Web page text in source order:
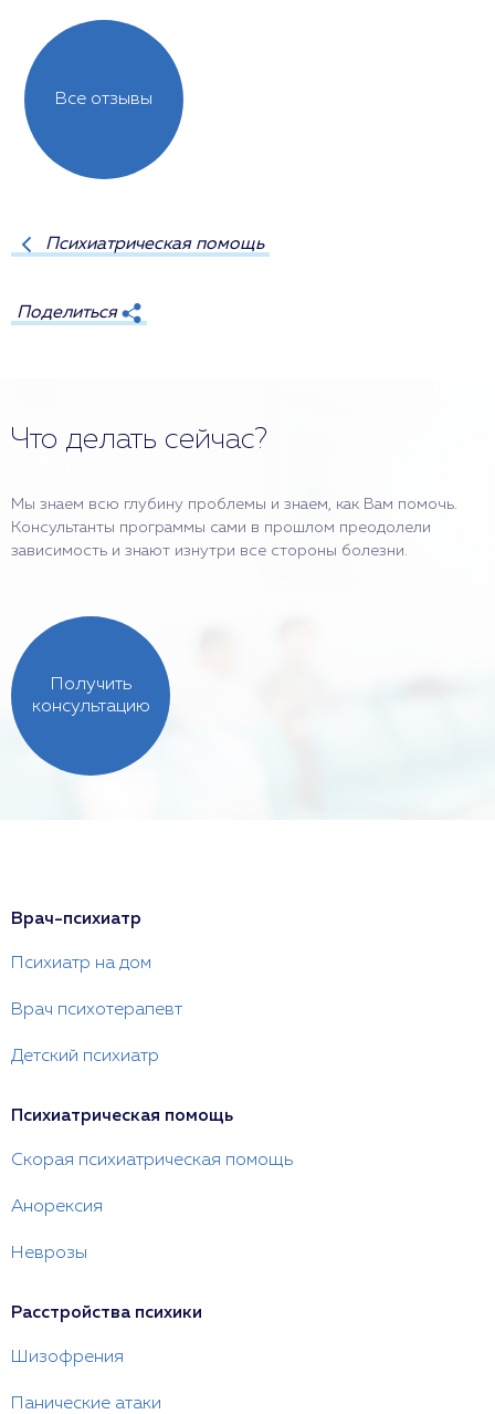
Все отзывы
Психиатрическая помощь
Поделиться
Что делать сейчас?
Мы знаем всю глубину проблемы и знаем, как Вам помочь.
Консультанты программы сами в прошлом преодолели
зависимость и знают изнутри все стороны болезни.
Получить
консультацию
Врач-психиатр
Психиатр на дом
Врач психотерапевт
Детский психиатр
Психиатрическая помощь
Скорая психиатрическая помощь
Анорексия
Неврозы
Расстройства психики
Шизофрения
Панические атаки